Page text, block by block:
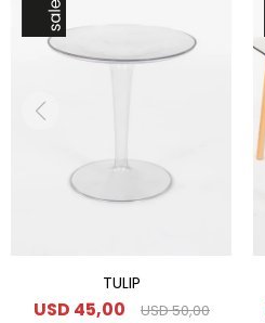
TULIP
USD 45,00 USD50,00